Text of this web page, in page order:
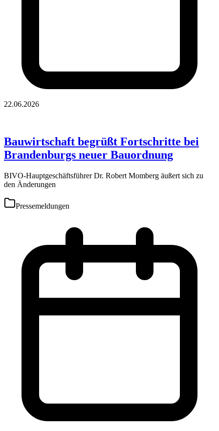
22.06.2026
Bauwirtschaft begrüßt Fortschritte bei
Brandenburgs neuer Bauordnung
BIVO-Hauptgeschäftsführer Dr. Robert Momberg äußert sich zu
den Änderungen
Pressemeldungen